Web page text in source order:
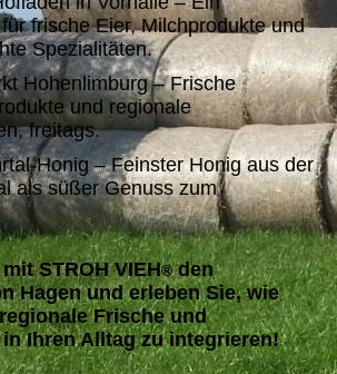
frische Eier, Milchprodukte und
Spezialitäten.
Hohenlimburg – Frische
und regionale
freitags.
Honig – Feinster Honig aus der
als süßer Genuss zum
STROH VIEH®den
Hagen und erleben Sie, wie
Frische und
Ihren Alltag zu integrieren!